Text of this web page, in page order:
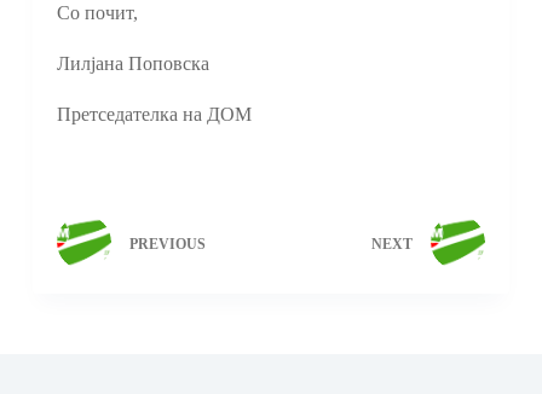
Со почит,
Лилјана Поповска
Претседателка на ДОМ
PREVIOUS NEXT